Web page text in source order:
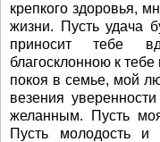
крепкого здоровья,
жизни. Пусть удача
приносит тебе
благосклонною к
покоя в семье, мой
везения
желанным. Пусть
Пусть молодость и